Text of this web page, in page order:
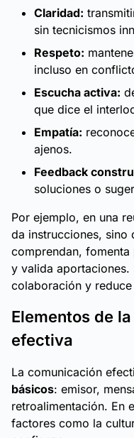
Claridad:
sin tecnicismos
Respeto:
incluso en
Escucha activa:
que dice el
Empatía:
ajenos.
Feedback
soluciones o
Por ejemplo, en una
da instrucciones, sino
comprendan,
y valida aportaciones.
colaboración y
Elementos de
efectiva
La comunicación
básicos: emisor,
retroalimentación. En
factores como la